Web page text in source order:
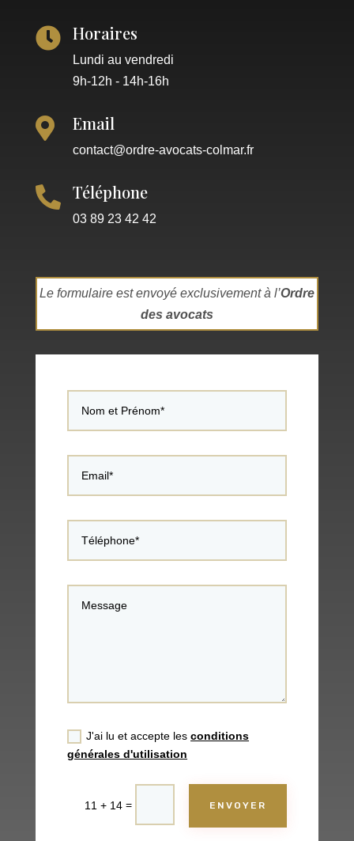
 Horaires
Lundi au vendredi
9h-12h - 14h-16h
 Email
contact@ordre-avocats-colmar.fr
 Téléphone
03 89 23 42 42
Le formulaire est envoyé exclusivement à l’Ordre
des avocats
J'ai lu et accepte lesconditions
générales d'utilisation
11 + 14 = ENVOYER